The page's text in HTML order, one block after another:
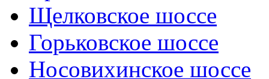
Щелковское шоссе
Горьковское шоссе
Носовихинское шоссе